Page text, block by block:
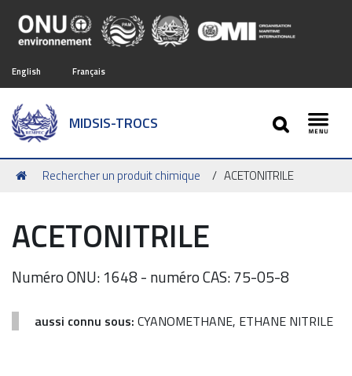
English Français
MIDSIS-TROCS
SEARCH
Vous
Rechercher un produit chimique ACETONITRILE
ACETONITRILE
Numéro ONU: 1648 - numéro CAS: 75-05-8
aussi connu sous: CYANOMETHANE, ETHANE NITRILE